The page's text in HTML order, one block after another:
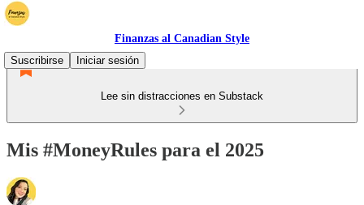
Finanzas al Canadian Style
Suscribirse
Iniciar sesión
Lee sin distracciones en Substack
Mis #MoneyRules para el 2025